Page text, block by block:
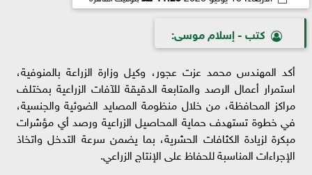
كتب - إسلام موسى:
أكد المهندس محمد عزت عجور، وكيل وزارة الزراعة بالمنوفية،
استمرار أعمال الرصد والمتابعة الدقيقة للآفات الزراعية بمختلف
مراكز المحافظة، من خلال منظومة المصايد الضوئية والجنسية،
في خطوة تستهدف حماية المحاصيل الزراعية ورصد أي مؤشرات
مبكرة لزيادة الكثافات الحشرية، بما يضمن سرعة التدخل واتخاذ
الإجراءات المناسبة للحفاظ على الإنتاج الزراعي.